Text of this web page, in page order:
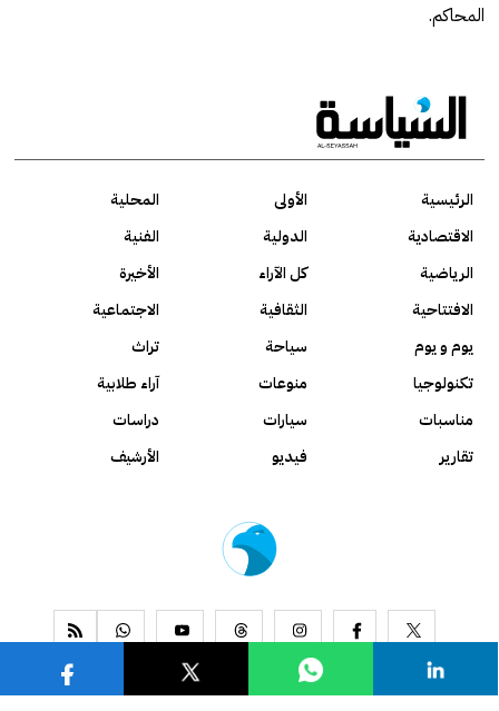
المحاكم.
الرئيسية الأولى
المحلية
الاقتصادية
الدولية
الفنية
الرياضية
كل الآراء
الأخيرة
الافتتاحية
الثقافية
الاجتماعية
يوم و يوم
سياحة
تراث
تكنولوجيا
منوعات
آراء طلابية
مناسبات
سيارات
دراسات
تقارير
فيديو الأرشيف